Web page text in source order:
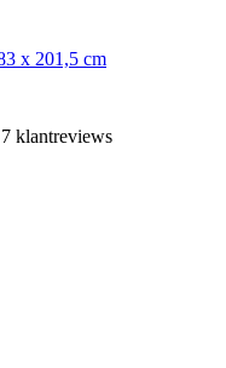
x 201,5 cm
klantreviews